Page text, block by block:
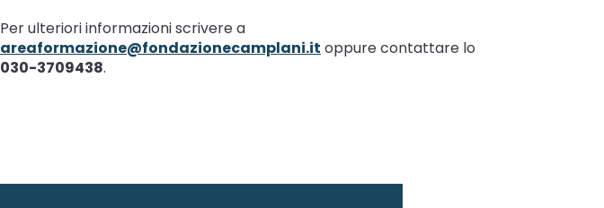
Per ulteriori informazioni scrivere a
areaformazione@fondazionecamplani.it oppure contattare lo
030-3709438.